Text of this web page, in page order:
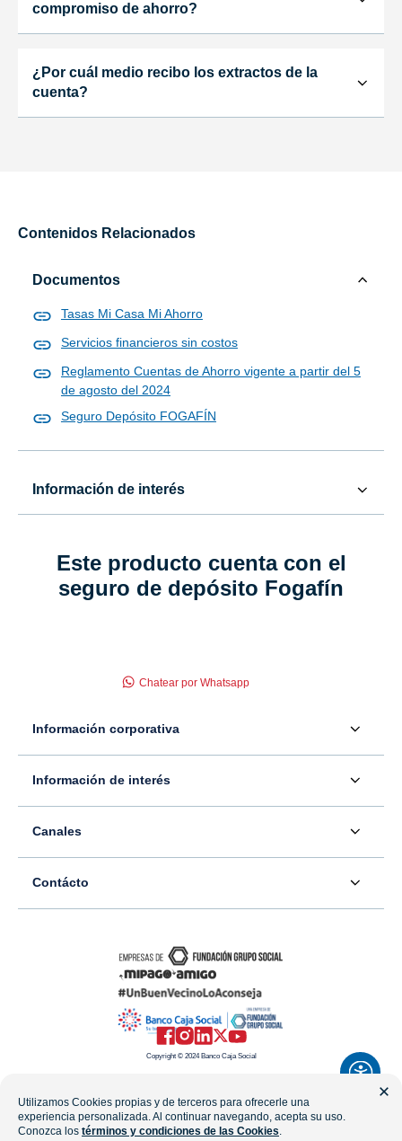
compromiso de ahorro?
¿Por cuál medio recibo los extractos de la
cuenta?
Contenidos Relacionados
Documentos
Tasas Mi Casa Mi Ahorro
Servicios financieros sin costos
Reglamento Cuentas de Ahorro vigente a partir del 5
de agosto del 2024
Seguro Depósito FOGAFÍN
Información de interés
Este producto cuenta con el
seguro de depósito Fogafín
Información corporativa
Información para inversionistas
Sala de prensa
Información adicional
Transparencia y acceso a la información pública
Política de Datos Personales
Información de interés
Servicio - Atención al Consumidor financiero
Tutoriales canales digitales
Términos y condiciones de uso de internet
Canales
Ubíquenos
Directorios alternos
Contácto
Chatear por Whatsapp
Bogotá - Colombia
Resto del país: 01-8000-910038
Línea Transparencia: 01-8000-112288
notificacionesjudiciales@fundaciongruposocial.co
Copyright © 2024 Banco Caja Social
WhatsApp
Utilizamos Cookies propias y de terceros para ofrecerle una
experiencia personalizada. Al continuar navegando, acepta su uso.
Conozca los términos y condiciones de las Cookies.